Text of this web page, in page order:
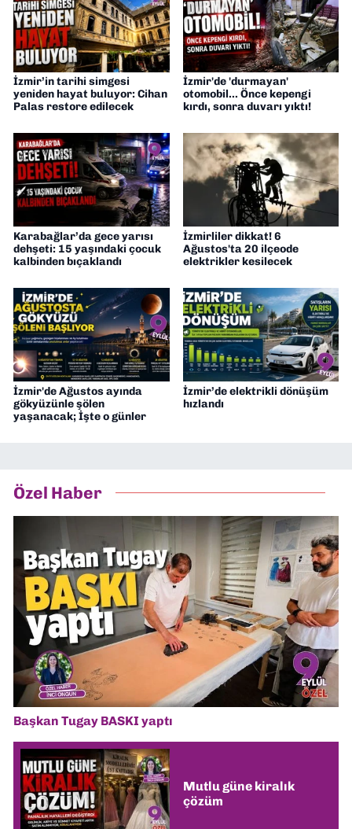
İzmir’in tarihi simgesi
yeniden hayat buluyor: Cihan
Palas restore edilecek
İzmir'de 'durmayan'
otomobil... Önce kepengi
kırdı, sonra duvarı yıktı!
Karabağlar’da gece yarısı
dehşeti: 15 yaşındaki çocuk
kalbinden bıçaklandı
İzmirliler dikkat! 6
Ağustos'ta 20 ilçeode
elektrikler kesilecek
İzmir'de Ağustos ayında
gökyüzünle şölen
yaşanacak; İşte o günler
İzmir’de elektrikli dönüşüm
hızlandı
Özel Haber
Başkan Tugay BASKI yaptı
Mutlu güne kiralık
çözüm